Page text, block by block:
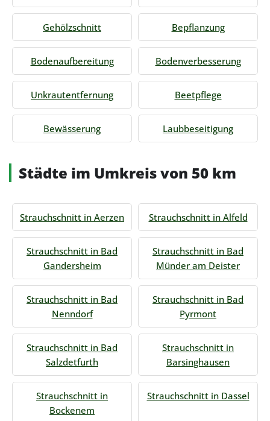
Gehölzschnitt Bepflanzung
Bodenaufbereitung Bodenverbesserung
Unkrautentfernung Beetpflege
Bewässerung Laubbeseitigung
Städte im Umkreis von 50 km
Strauchschnitt in Aerzen Strauchschnitt in Alfeld
Strauchschnitt in Bad
Gandersheim
Strauchschnitt in Bad
Münder am Deister
Strauchschnitt in Bad
Nenndorf
Strauchschnitt in Bad
Pyrmont
Strauchschnitt in Bad
Salzdetfurth
Strauchschnitt in
Barsinghausen
Strauchschnitt in
Bockenem
Strauchschnitt in Dassel